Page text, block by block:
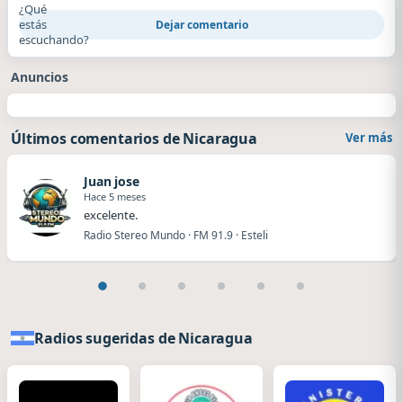
¿Qué
estás
escuchando?
Dejar comentario
Anuncios
Últimos comentarios de Nicaragua Ver más
Juan jose
Hace 5 meses
excelente.
Radio Stereo Mundo · FM 91.9 · Esteli
Radios sugeridas de Nicaragua